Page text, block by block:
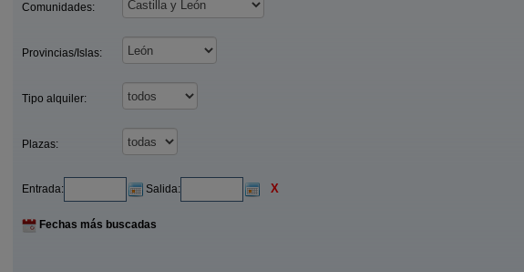
Comunidades:
Provincias/Islas:
Tipo alquiler:
Plazas:
Entrada: Salida: X
Fechas más buscadas